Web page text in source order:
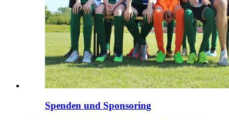
Spenden und Sponsoring